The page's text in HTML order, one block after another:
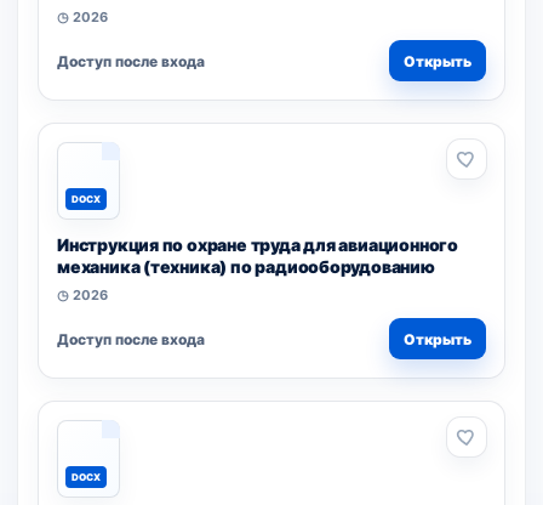
◷ 2026
Доступ после входа Открыть
DOCX
Инструкция по охране труда для авиационного
механика (техника) по радиооборудованию
◷ 2026
Доступ после входа Открыть
DOCX